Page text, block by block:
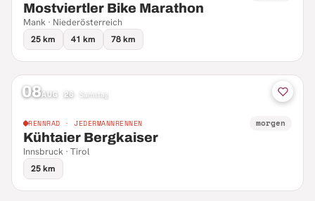
Mostviertler Bike Marathon
Mank · Niederösterreich
25 km
41 km 78 km
08AUG 26 Samstag
RENNRAD · JEDERMANNRENNEN morgen
Kühtaier Bergkaiser
Innsbruck · Tirol
25 km